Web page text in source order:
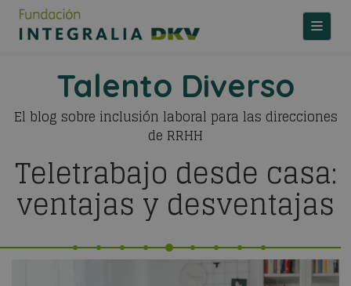
Talento Diverso
El blog sobre inclusión laboral para las direcciones
de RRHH
Teletrabajo desde casa:
ventajas y desventajas